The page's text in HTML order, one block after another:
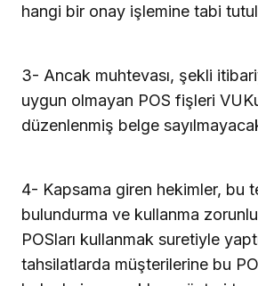
hangi bir onay işlemine tabi
3- Ancak muhtevası, şekli
uygun olmayan POS fişleri
düzenlenmiş belge
4- Kapsama giren hekimler, bu
bulundurma ve kullanma
POSları kullanmak suretiyle
tahsilatlarda müşterilerine bu